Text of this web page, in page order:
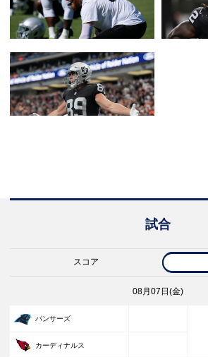
試合
スコア
08月07日(金)
パンサーズ
カーディナルス